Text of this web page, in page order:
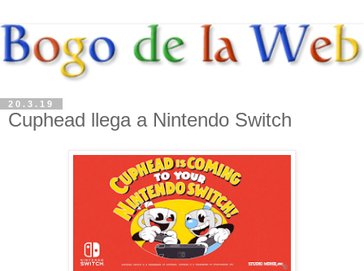
20.3.19
Cuphead llega a Nintendo Switch